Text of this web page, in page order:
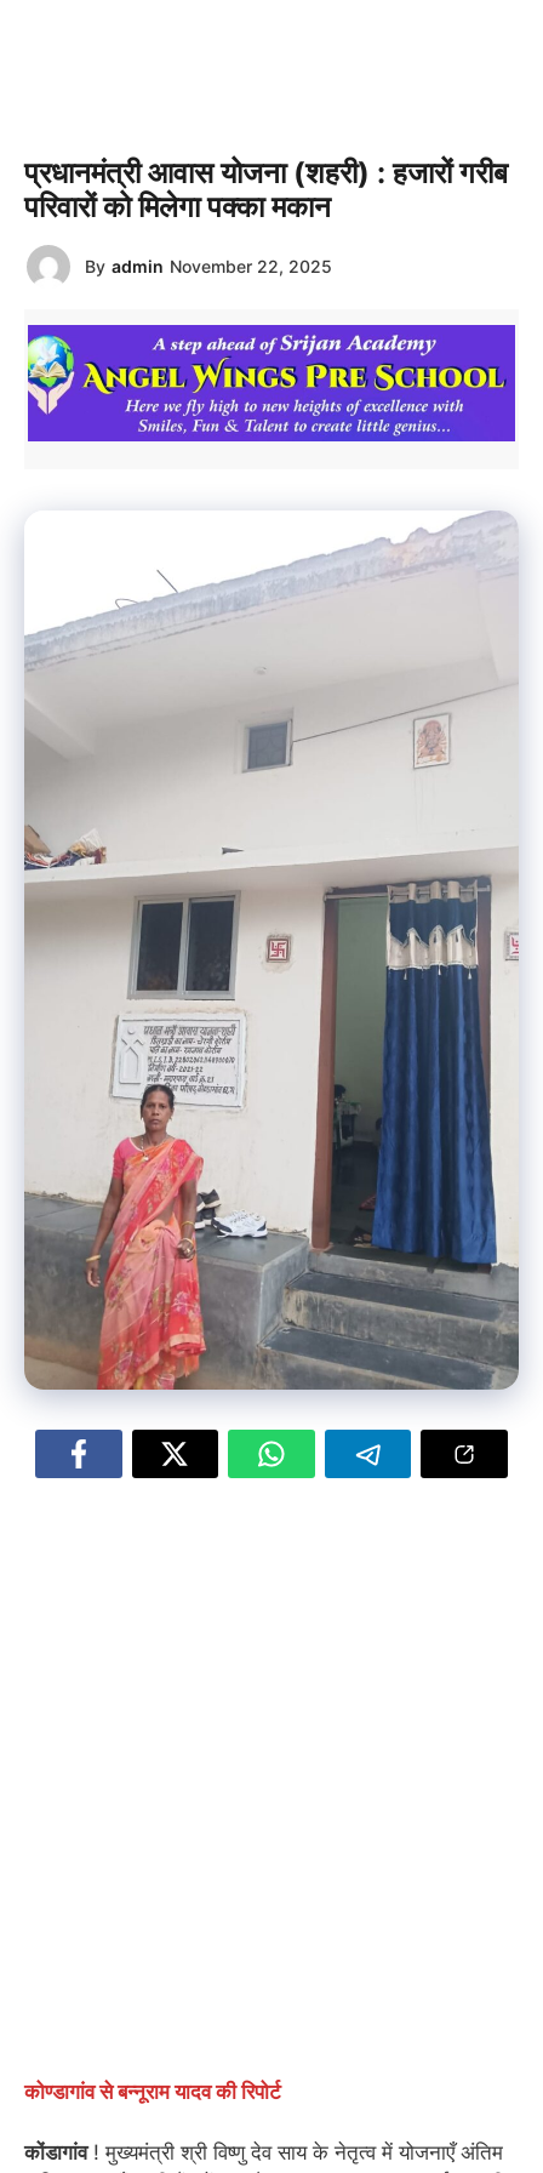
प्रधानमंत्री आवास योजना (शहरी) : हजारों गरीब
परिवारों को मिलेगा पक्का मकान
By admin November 22, 2025
कोण्डागांव से बन्नूराम यादव की रिपोर्ट
कोंडागांव! मुख्यमंत्री श्री विष्णु देव साय के नेतृत्व में योजनाएँ अंतिम